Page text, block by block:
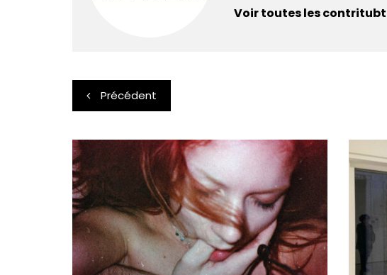
Voir toutes les
Navigation
de
l’article
Précédent